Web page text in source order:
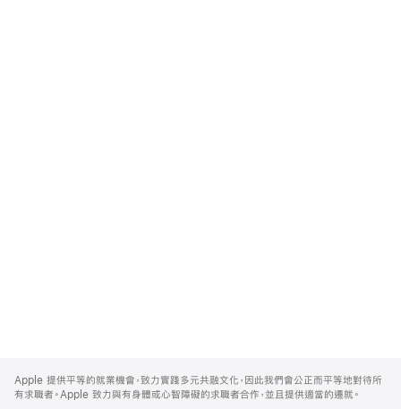
Footer
Apple 提供平等的就業機會，致力實踐多元共融文化，因此我們會公正而平等地對待所
有求職者。Apple 致力與有身體或心智障礙的求職者合作，並且提供適當的遷就。